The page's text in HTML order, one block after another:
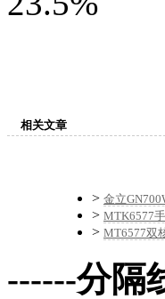
相关文章
> 金立
> MTK6577
> MT6577双
------分隔